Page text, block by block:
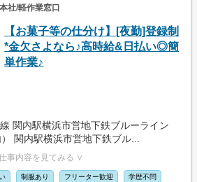
社/軽作業窓口
【お菓子等の仕分け】[夜勤]登録制
*金欠さよなら♪高時給&日払い◎簡
単作業♪
関内駅横浜市営地下鉄ブルーライン
） 関内駅横浜市営地下鉄ブル...
事内容を見てみる ∨
制服あり フリーター歓迎 学歴不問